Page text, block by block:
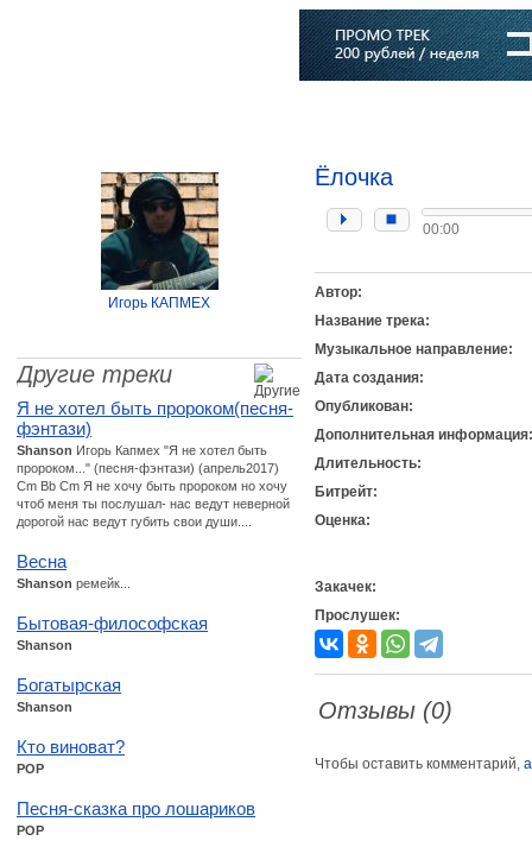
Игорь КАПМЕХ
Другие треки
Я не хотел быть пророком(песня-
фэнтази)
Shanson Игорь Капмех "Я не хотел быть
пророком..." (песня-фэнтази) (апрель2017)
Cm Bb Cm Я не хочу быть пророком но хочу
чтоб меня ты послушал- нас ведут неверной
дорогой нас ведут губить свои души....
Весна
Shanson ремейк...
Бытовая-философская
Shanson
Богатырская
Shanson
Кто виноват?
POP
Песня-сказка про лошариков
POP
Ёлочка
00:00
Автор:
Название трека:
Музыкальное направление:
Дата создания:
Опубликован:
Дополнительная информация:
Длительность:
Битрейт:
Оценка:
Закачек:
Прослушек:
Отзывы (0)
Чтобы оставить комментарий,